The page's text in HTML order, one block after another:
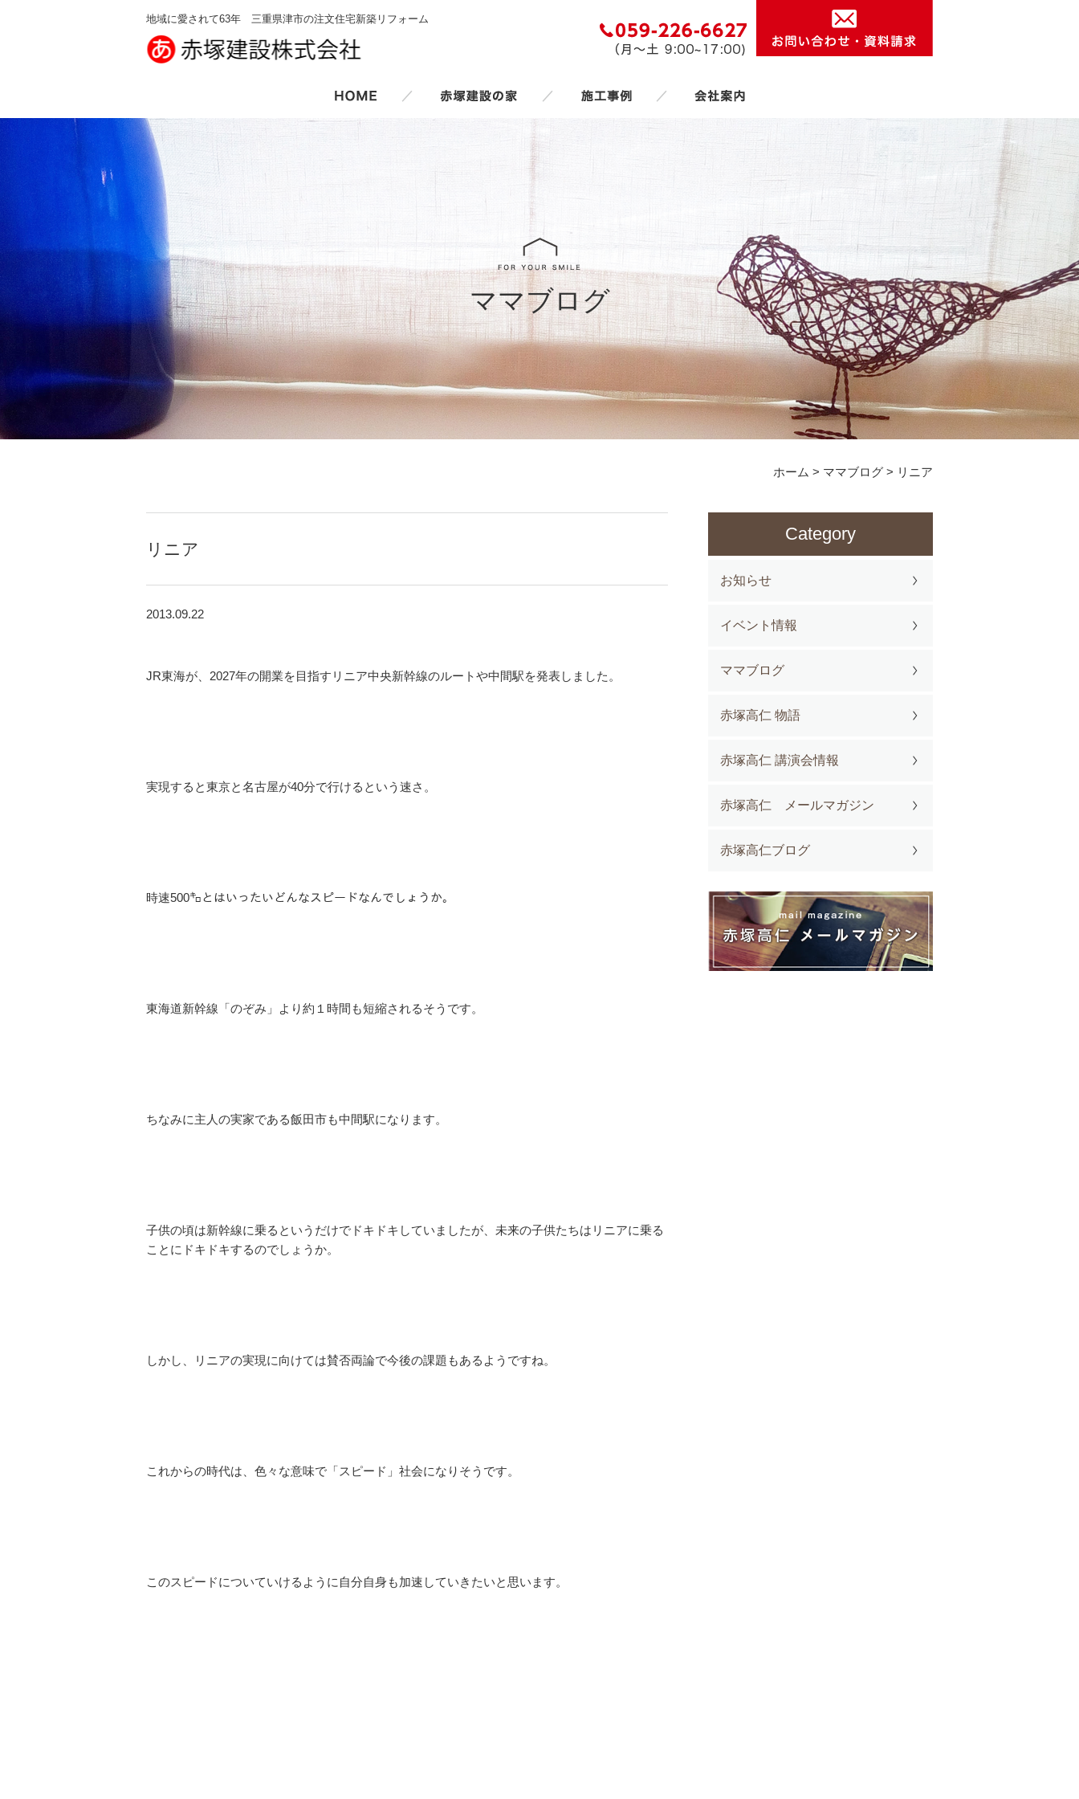
地域に愛されて63年 三重県津市の注文住宅新築リフォーム
／ ／ ／
ママブログ
ホーム > ママブログ > リニア
リニア
2013.09.22
JR東海が、2027年の開業を目指すリニア中央新幹線のルートや中間駅を発表しました。
実現すると東京と名古屋が40分で行けるという速さ。
時速500㌔とはいったいどんなスピードなんでしょうか。
東海道新幹線「のぞみ」より約１時間も短縮されるそうです。
ちなみに主人の実家である飯田市も中間駅になります。
子供の頃は新幹線に乗るというだけでドキドキしていましたが、未来の子供たちはリニアに乗る
ことにドキドキするのでしょうか。
しかし、リニアの実現に向けては賛否両論で今後の課題もあるようですね。
これからの時代は、色々な意味で「スピード」社会になりそうです。
このスピードについていけるように自分自身も加速していきたいと思います。
Category
お知らせ
イベント情報
ママブログ
赤塚高仁 物語
赤塚高仁 講演会情報
赤塚高仁 メールマガジン
赤塚高仁ブログ